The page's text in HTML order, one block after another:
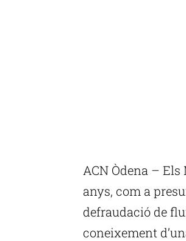
ACN Òdena –
anys, com a
defraudació de
coneixement